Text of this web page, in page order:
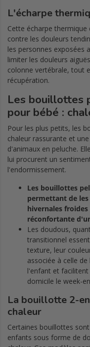
L'écharpe
Cette écharpe
contre les douleurs
les personnes exposées
limiter les douleurs
colonne vertébrale, tout
récupération.
Les bouillottes
pour bébé :
Pour les plus petits, les
chaleur rassurante et
d'animaux en peluche.
lui procurent un
l'endormissement.
Les bouillottes
permettant de
hivernales froides
réconfortante
Les doudous,
transitionnel
texture, leur
associée à celle
l'enfant et
domicile le week-
La bouillotte 2-
chaleur
Certaines bouillottes
enfants sous forme de